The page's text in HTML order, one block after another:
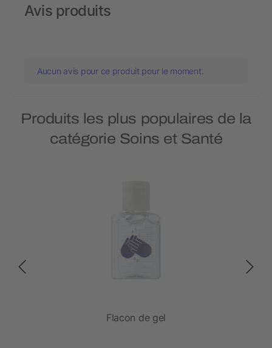
Avis produits
Aucun avis pour ce produit pour le moment.
Produits les plus populaires de la
catégorie Soins et Santé
Flacon de gel